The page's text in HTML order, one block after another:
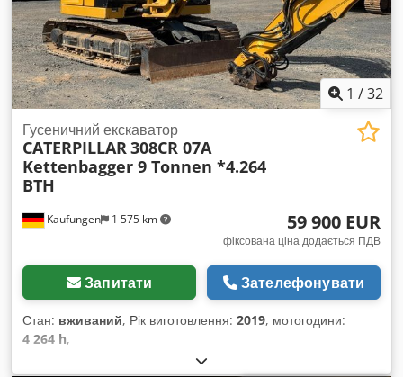
1 /32
Kaufungen 1 575 km
Гусеничний екскаватор
CATERPILLAR308CR 07A
Kettenbagger 9 Tonnen *4.264
BTH
59 900 EUR
фіксована ціна додається ПДВ
Запитати Зателефонувати
Стан: вживаний, Рік виготовлення: 2019, мотогодини:
4 264 h,